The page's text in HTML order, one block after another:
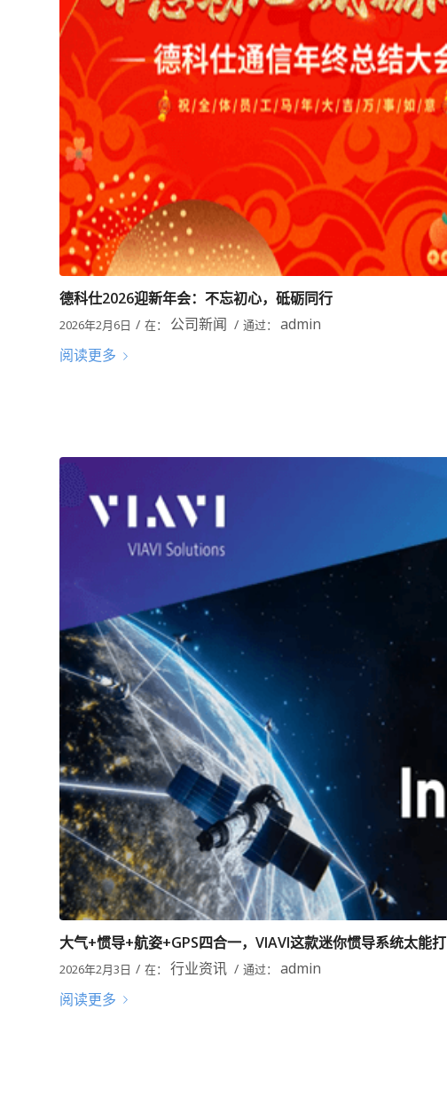
德科仕2026迎新年会：不忘初心，砥砺同行
2026年2月6日 / 在： 公司新闻 / 通过： admin
阅读更多
大气+惯导+航姿+GPS四合一，VIAVI这款迷你惯导系统太能打
2026年2月3日 / 在： 行业资讯 / 通过： admin
阅读更多